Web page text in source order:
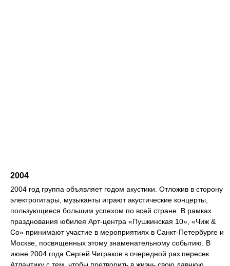
2004
2004 год группа объявляет годом акустики. Отложив в сторону
электрогитары, музыканты играют акустические концерты,
пользующиеся большим успехом по всей стране. В рамках
празднования юбилея Арт-центра «Пушкинская 10», «Чиж &
Со» принимают участие в мероприятиях в Санкт-Петербурге и
Москве, посвященных этому знаменательному событию. В
июне 2004 года Сергей Чиграков в очередной раз пересек
Атлантику с тем, чтобы претворить в жизнь свою давнюю